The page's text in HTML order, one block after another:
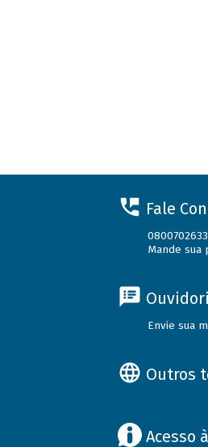
Fale
Mande sua
Envie sua
Outros
Acesso